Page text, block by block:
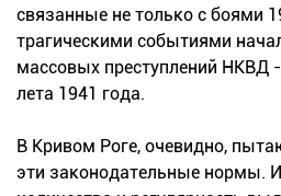
связанные не только с боями
трагическими событиями
массовых преступлений НКВД
лета 1941 года.
В Кривом Роге, очевидно,
эти законодательные нормы.